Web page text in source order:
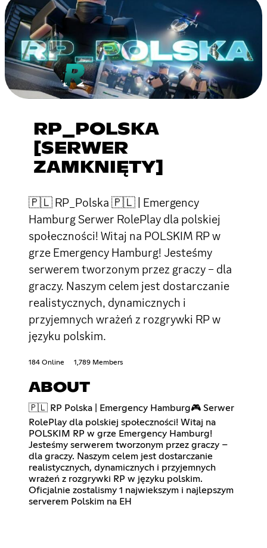
RP_POLSKA
[SERWER
ZAMKNIĘTY]
🇵🇱 RP_Polska 🇵🇱 | Emergency
Hamburg Serwer RolePlay dla polskiej
społeczności! Witaj na POLSKIM RP w
grze Emergency Hamburg! Jesteśmy
serwerem tworzonym przez graczy – dla
graczy. Naszym celem jest dostarczanie
realistycznych, dynamicznych i
przyjemnych wrażeń z rozgrywki RP w
języku polskim.
184 Online 1,789 Members
ABOUT
🇵🇱 RP Polska | Emergency Hamburg🎮 Serwer
RolePlay dla polskiej społeczności! Witaj na
POLSKIM RP w grze Emergency Hamburg!
Jesteśmy serwerem tworzonym przez graczy –
dla graczy. Naszym celem jest dostarczanie
realistycznych, dynamicznych i przyjemnych
wrażeń z rozgrywki RP w języku polskim.
Oficjalnie zostalismy 1 najwiekszym i najlepszym
serverem Polskim na EH